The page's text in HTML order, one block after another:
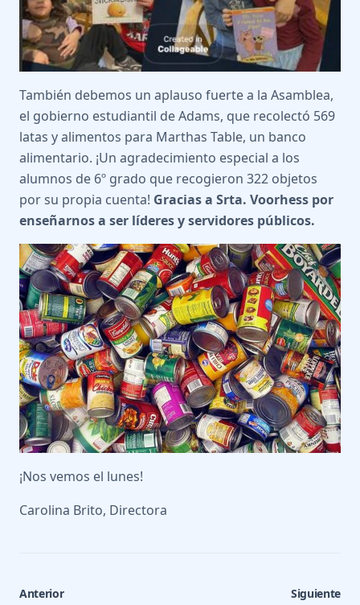
También debemos un aplauso fuerte a la Asamblea,
el gobierno estudiantil de Adams, que recolectó 569
latas y alimentos para Marthas Table, un banco
alimentario. ¡Un agradecimiento especial a los
alumnos de 6º grado que recogieron 322 objetos
por su propia cuenta! Gracias a Srta. Voorhess por
enseñarnos a ser líderes y servidores públicos.
¡Nos vemos el lunes!
Carolina Brito, Directora
Anterior
Siguiente